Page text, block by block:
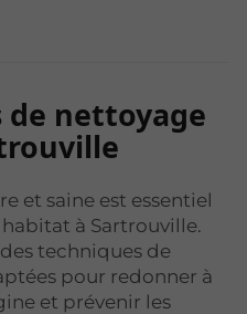
de nettoyage
et saine est essentiel
à Sartrouville.
techniques de
pour redonner à
et prévenir les